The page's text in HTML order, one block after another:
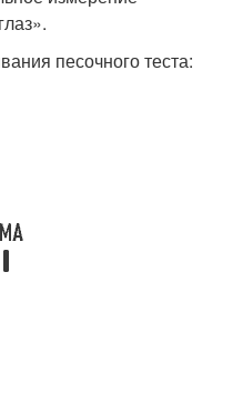
песочного теста: